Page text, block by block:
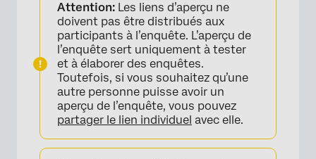
Attention: Les liens d’aperçu ne
doivent pas être distribués aux
participants à l’enquête. L’aperçu de
l’enquête sert uniquement à tester
et à élaborer des enquêtes.
Toutefois, si vous souhaitez qu’une
autre personne puisse avoir un
aperçu de l’enquête, vous pouvez
partager le lien individuel avec elle.